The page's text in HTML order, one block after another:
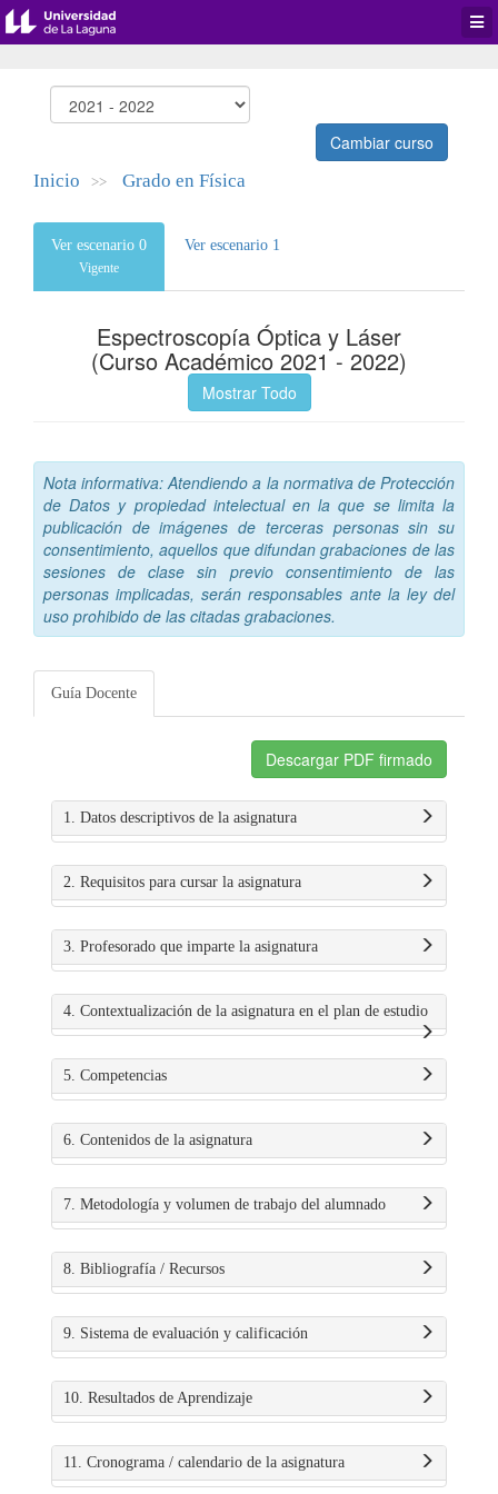
Cambiar curso
Inicio >> Grado en Física
Ver escenario 0
Vigente
Ver escenario 1
Espectroscopía Óptica y Láser
(Curso Académico 2021 - 2022)
Mostrar Todo
Nota informativa: Atendiendo a la normativa de Protección
de Datos y propiedad intelectual en la que se limita la
publicación de imágenes de terceras personas sin su
consentimiento, aquellos que difundan grabaciones de las
sesiones de clase sin previo consentimiento de las
personas implicadas, serán responsables ante la ley del
uso prohibido de las citadas grabaciones.
Guía Docente
Descargar PDF firmado
1. Datos descriptivos de la asignatura
2. Requisitos para cursar la asignatura
3. Profesorado que imparte la asignatura
4. Contextualización de la asignatura en el plan de estudio
5. Competencias
6. Contenidos de la asignatura
7. Metodología y volumen de trabajo del alumnado
8. Bibliografía / Recursos
9. Sistema de evaluación y calificación
10. Resultados de Aprendizaje
11. Cronograma / calendario de la asignatura